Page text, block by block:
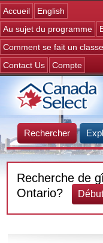
Accueil
English
Au sujet du programme
Comment se fait un
Contact Us
Compte
Rechercher
Recherche de
Ontario?